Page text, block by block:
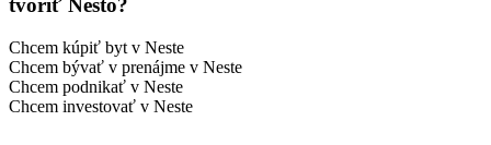
tvoriť Nesto?
Chcem kúpiť byt v Neste
Chcem bývať v prenájme v Neste
Chcem podnikať v Neste
Chcem investovať v Neste